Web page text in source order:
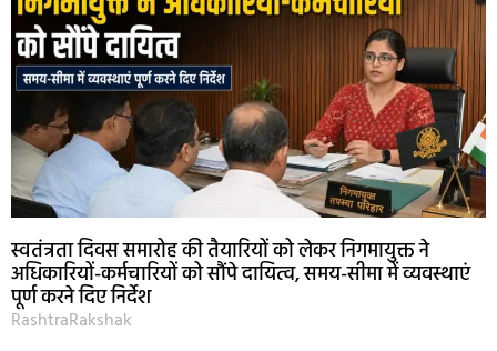
स्वतंत्रता दिवस समारोह की तैयारियों को लेकर निगमायुक्त ने
अधिकारियों-कर्मचारियों को सौंपे दायित्व, समय-सीमा में व्यवस्थाएं
पूर्ण करने दिए निर्देश
RashtraRakshak